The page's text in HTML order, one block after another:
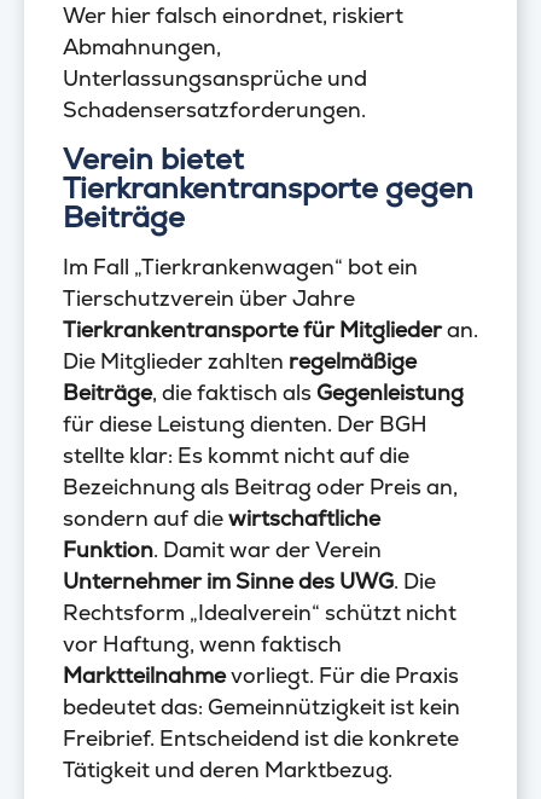
Wer hier falsch einordnet, riskiert
Abmahnungen,
Unterlassungsansprüche und
Schadensersatzforderungen.
Verein bietet
Tierkrankentransporte gegen
Beiträge
Im Fall „Tierkrankenwagen“ bot ein
Tierschutzverein über Jahre
Tierkrankentransporte für Mitgliederan.
Die Mitglieder zahlten regelmäßige
Beiträge, die faktisch alsGegenleistung
für diese Leistung dienten. Der BGH
stellte klar: Es kommt nicht auf die
Bezeichnung als Beitrag oder Preis an,
sondern auf diewirtschaftliche
Funktion. Damit war der Verein
Unternehmer im Sinne des UWG. Die
Rechtsform „Idealverein“ schützt nicht
vor Haftung, wenn faktisch
Marktteilnahmevorliegt. Für die Praxis
bedeutet das: Gemeinnützigkeit ist kein
Freibrief. Entscheidend ist die konkrete
Tätigkeit und deren Marktbezug.